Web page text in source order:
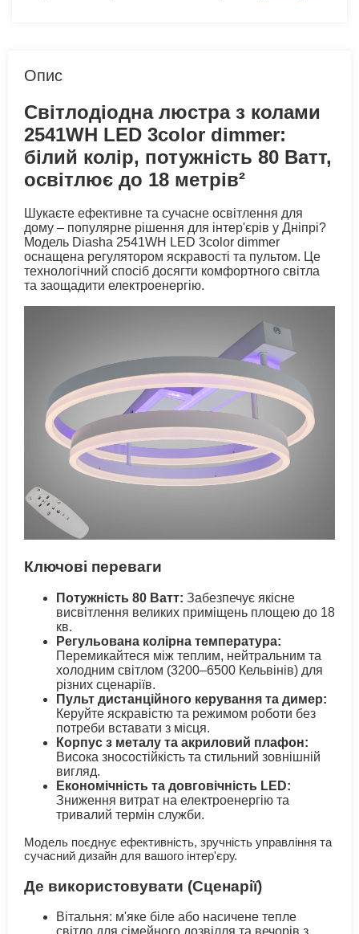
Опис
Світлодіодна люстра з колами
2541WH LED 3color dimmer:
білий колір, потужність 80 Ватт,
освітлює до 18 метрів²
Шукаєте ефективне та сучасне освітлення для
дому – популярне рішення для інтер'єрів у Дніпрі?
Модель Diasha 2541WH LED 3color dimmer
оснащена регулятором яскравості та пультом. Це
технологічний спосіб досягти комфортного світла
та заощадити електроенергію.
Ключові переваги
Потужність 80 Ватт: Забезпечує якісне
висвітлення великих приміщень площею до 18
кв.
Регульована колірна температура:
Перемикайтеся між теплим, нейтральним та
холодним світлом (3200–6500 Кельвінів) для
різних сценаріїв.
Пульт дистанційного керування та димер:
Керуйте яскравістю та режимом роботи без
потреби вставати з місця.
Корпус з металу та акриловий плафон:
Висока зносостійкість та стильний зовнішній
вигляд.
Економічність та довговічність LED:
Зниження витрат на електроенергію та
тривалий термін служби.
Модель поєднує ефективність, зручність управління та
сучасний дизайн для вашого інтер'єру.
Де використовувати (Сценарії)
Вітальня: м'яке біле або насичене тепле